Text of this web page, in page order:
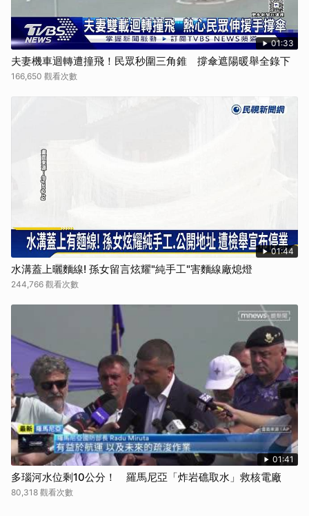
01:33
夫妻機車迴轉遭撞飛！民眾秒圍三角錐 撐傘遮陽暖舉全錄下
166,650 觀看次數
01:44
水溝蓋上曬麵線! 孫女留言炫耀"純手工"害麵線廠熄燈
244,766 觀看次數
01:41
多瑙河水位剩10公分！ 羅馬尼亞「炸岩礁取水」救核電廠
80,318 觀看次數